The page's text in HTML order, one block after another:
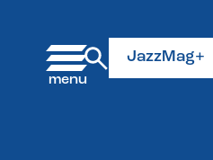
JazzMag+